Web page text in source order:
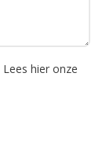
Lees hier onze